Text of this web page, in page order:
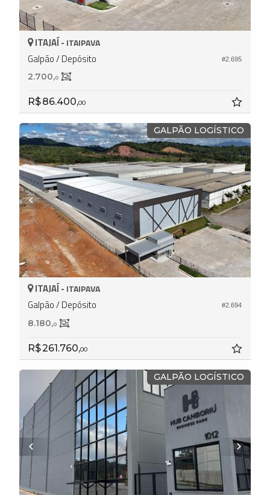
#2.695
ITAJAÍ - ITAIPAVA
Galpão / Depósito
2.700,0
R$ 86.400,00
GALPÃO LOGÍSTICO
#2.694
ITAJAÍ - ITAIPAVA
Galpão / Depósito
8.180,0
R$ 261.760,00
GALPÃO LOGÍSTICO